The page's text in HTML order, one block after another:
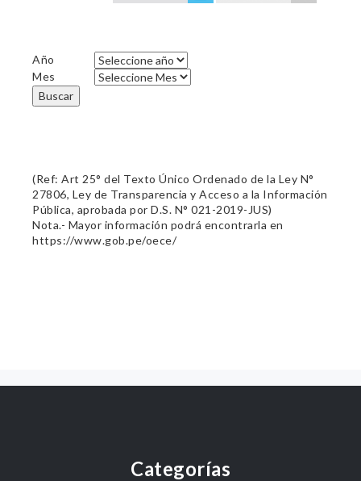
Año
Mes
Buscar
(Ref: Art 25° del Texto Único Ordenado de la Ley N°
27806, Ley de Transparencia y Acceso a la Información
Pública, aprobada por D.S. N° 021-2019-JUS)
Nota.- Mayor información podrá encontrarla en
https://www.gob.pe/oece/
Categorías